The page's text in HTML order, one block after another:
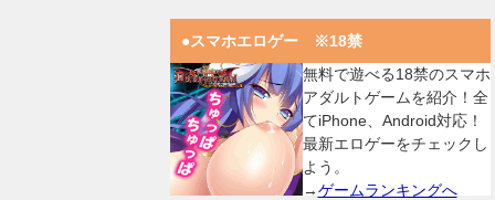
●スマホエロゲー ※18禁
無料で遊べる18禁のスマホ
アダルトゲームを紹介！全
てiPhone、Android対応！
最新エロゲーをチェックし
よう。
→ゲームランキングへ